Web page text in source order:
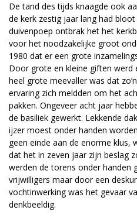
De tand des tijds knaagde ook
de kerk zestig jaar lang had
duivenpoep ontbrak het het
voor het noodzakelijke groot
1980 dat er een grote
Door grote en kleine giften werd
heel grote meevaller was dat
ervaring zich meldden om het
pakken. Ongeveer acht jaar
de basiliek gewerkt. Lekkende
ijzer moest onder handen
geen einde aan de enorme klus,
dat het in zeven jaar zijn beslag
werden de torens onder handen
vrijwilligers maar door een
vochtinwerking was het gevaar
denkbeeldig.